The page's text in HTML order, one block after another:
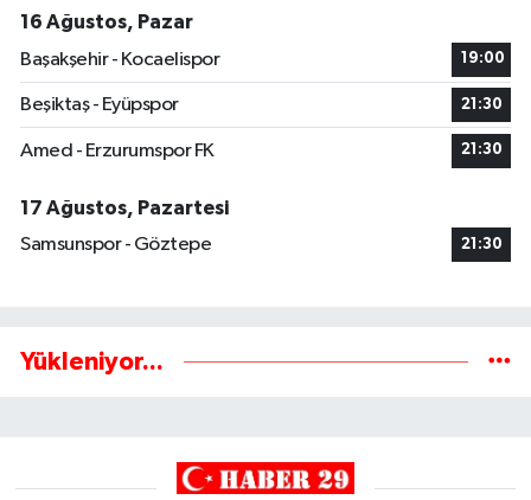
16 Ağustos, Pazar
Başakşehir - Kocaelispor
19:00
Beşiktaş - Eyüpspor 21:30
Amed - Erzurumspor FK 21:30
17 Ağustos, Pazartesi
Samsunspor - Göztepe
21:30
Yükleniyor...